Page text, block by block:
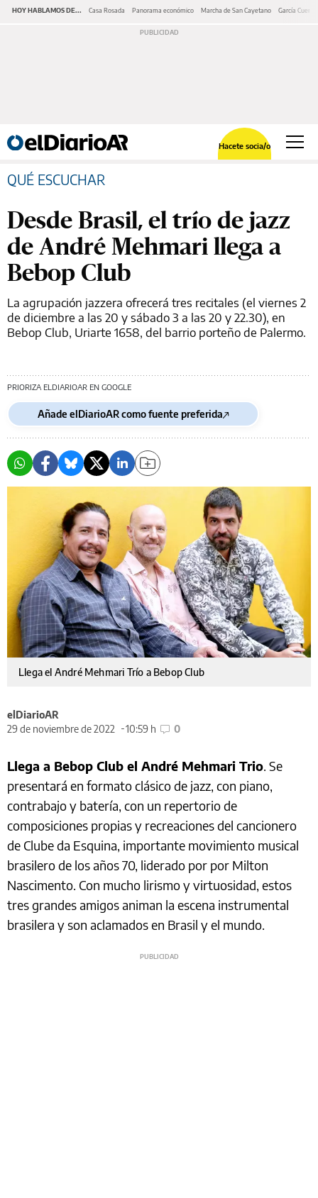
HOY HABLAMOS DE... Casa Rosada Panorama económico Marcha de San Cayetano García Cuerva
Hacete socia/o
QUÉ ESCUCHAR
Desde Brasil, el trío de jazz
de André Mehmari llega a
Bebop Club
La agrupación jazzera ofrecerá tres recitales (el viernes 2
de diciembre a las 20 y sábado 3 a las 20 y 22.30), en
Bebop Club, Uriarte 1658, del barrio porteño de Palermo.
PRIORIZA ELDIARIOAR EN GOOGLE
Añade elDiarioAR como fuente preferida
Llega el André Mehmari Trío a Bebop Club
elDiarioAR
29 de noviembre de 2022
10:59 h 0
Llega a Bebop Club el André Mehmari Trio. Se
presentará en formato clásico de jazz, con piano,
contrabajo y batería, con un repertorio de
composiciones propias y recreaciones del cancionero
de Clube da Esquina, importante movimiento musical
brasilero de los años 70, liderado por por Milton
Nascimento. Con mucho lirismo y virtuosidad, estos
tres grandes amigos animan la escena instrumental
brasilera y son aclamados en Brasil y el mundo.